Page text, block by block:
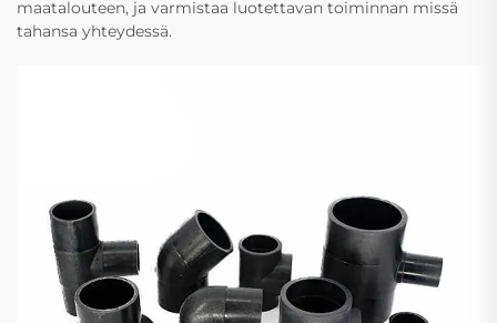
maatalouteen, ja varmistaa luotettavan toiminnan missä
tahansa yhteydessä.